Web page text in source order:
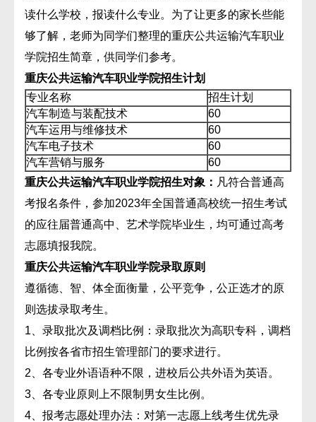
读什么学校，报读什么专业。为了让更多的家长些能
够了解，老师为同学们整理的重庆公共运输汽车职业
学院招生简章，供同学们参考。
重庆公共运输汽车职业学院招生计划
专业名称
招生计划
汽车制造与装配技术
60
汽车运用与维修技术
60
汽车电子技术
60
汽车营销与服务
60
重庆公共运输汽车职业学院招生对象： 凡符合普通高
考报名条件，参加2023年全国普通高校统一招生考试
的应往届普通高中、艺术学院毕业生，均可通过高考
志愿填报我院。
重庆公共运输汽车职业学院录取原则
遵循德、智、体全面衡量，公平竞争，公正选才的原
则选拔录取考生。
1、录取批次及调档比例：录取批次为高职专科，调档
比例按各省市招生管理部门的要求进行。
2、各专业外语语种不限，进校后公共外语为英语。
3、各专业原则上不限制男女生比例。
4、报考志愿处理办法：对第一志愿上线考生优先录